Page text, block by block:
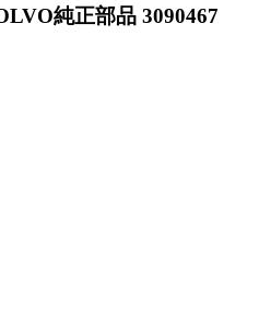
純正部品 3090467